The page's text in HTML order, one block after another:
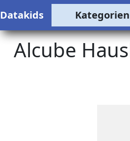
Datakids Kategorien
Alcube